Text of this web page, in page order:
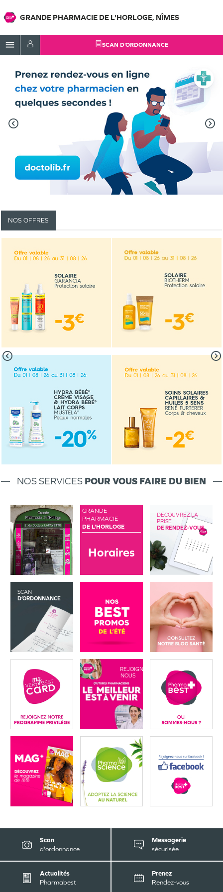
GRANDE PHARMACIE DE L'HORLOGE, NÎMES
menu SCAN D’ORDONNANCE
NOS OFFRES
NOS SERVICES POUR VOUS FAIRE DU BIEN
GRANDE
PHARMACIE
DE L'HORLOGE
Horaires
DÉCOUVREZ LA
PRISE
DE RENDEZ-VOUS
SCAN
D’ORDONNANCE
REJOIGNEZ-
NOUS
Scan
d'ordonnance
Messagerie
sécurisée
Actualités
Pharmabest
Prenez
Rendez-vous